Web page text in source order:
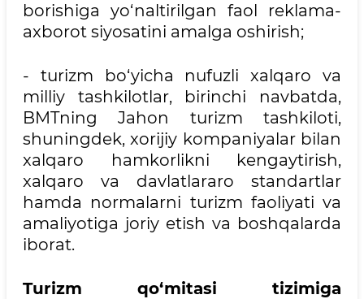
borishiga yo‘naltirilgan faol reklama-
axborot siyosatini amalga oshirish;
- turizm bo‘yicha nufuzli xalqaro va
milliy tashkilotlar, birinchi navbatda,
BMTning Jahon turizm tashkiloti,
shuningdek, xorijiy kompaniyalar bilan
xalqaro hamkorlikni kengaytirish,
xalqaro va davlatlararo standartlar
hamda normalarni turizm faoliyati va
amaliyotiga joriy etish va boshqalarda
iborat.
Turizm qo‘mitasi tizimiga